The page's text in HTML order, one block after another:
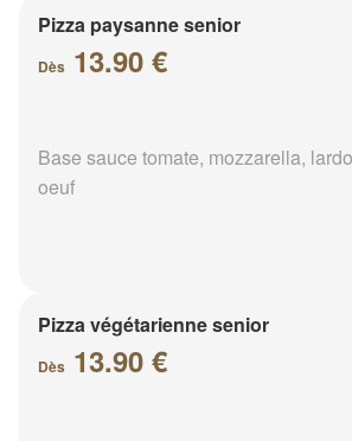
Pizza paysanne senior
Dès 13.90 €
Base sauce tomate, mozzarella,
oeuf
Pizza végétarienne senior
Dès 13.90 €